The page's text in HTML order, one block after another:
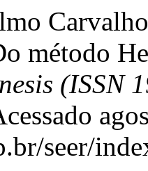
método
(ISSN
seer/